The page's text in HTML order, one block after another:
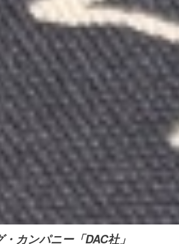
カンパニー「DAC社」